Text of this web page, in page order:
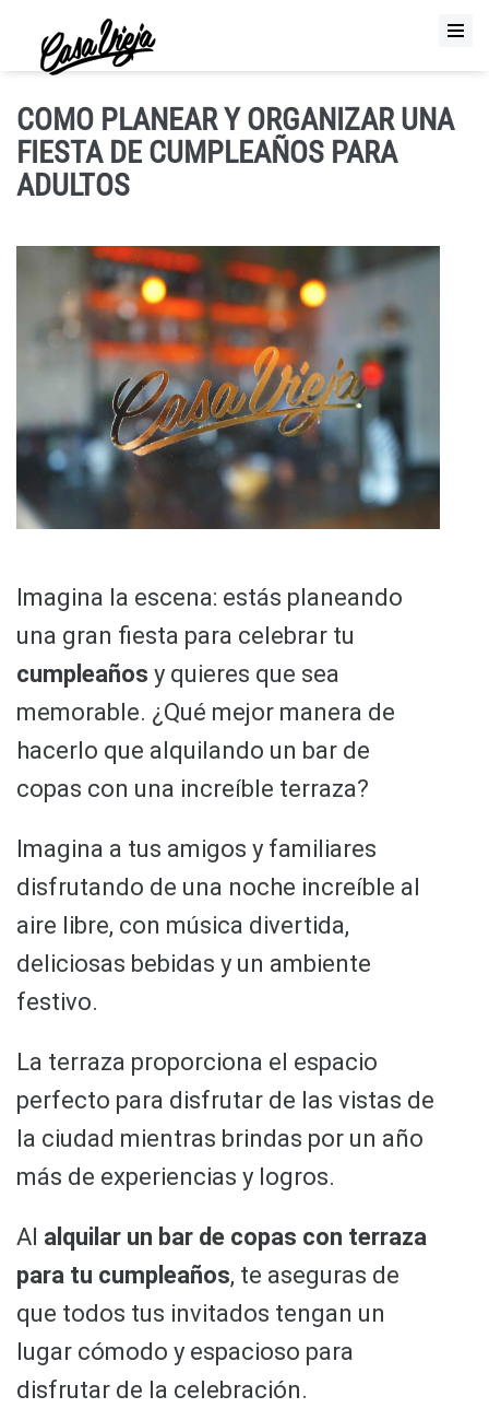
COMO PLANEAR Y ORGANIZAR UNA
FIESTA DE CUMPLEAÑOS PARA
ADULTOS
Imagina la escena: estás planeando
una gran fiesta para celebrar tu
cumpleaños y quieres que sea
memorable. ¿Qué mejor manera de
hacerlo que alquilando un bar de
copas con una increíble terraza?
Imagina a tus amigos y familiares
disfrutando de una noche increíble al
aire libre, con música divertida,
deliciosas bebidas y un ambiente
festivo.
La terraza proporciona el espacio
perfecto para disfrutar de las vistas de
la ciudad mientras brindas por un año
más de experiencias y logros.
Al alquilar un bar de copas con terraza
para tu cumpleaños, te aseguras de
que todos tus invitados tengan un
lugar cómodo y espacioso para
disfrutar de la celebración.